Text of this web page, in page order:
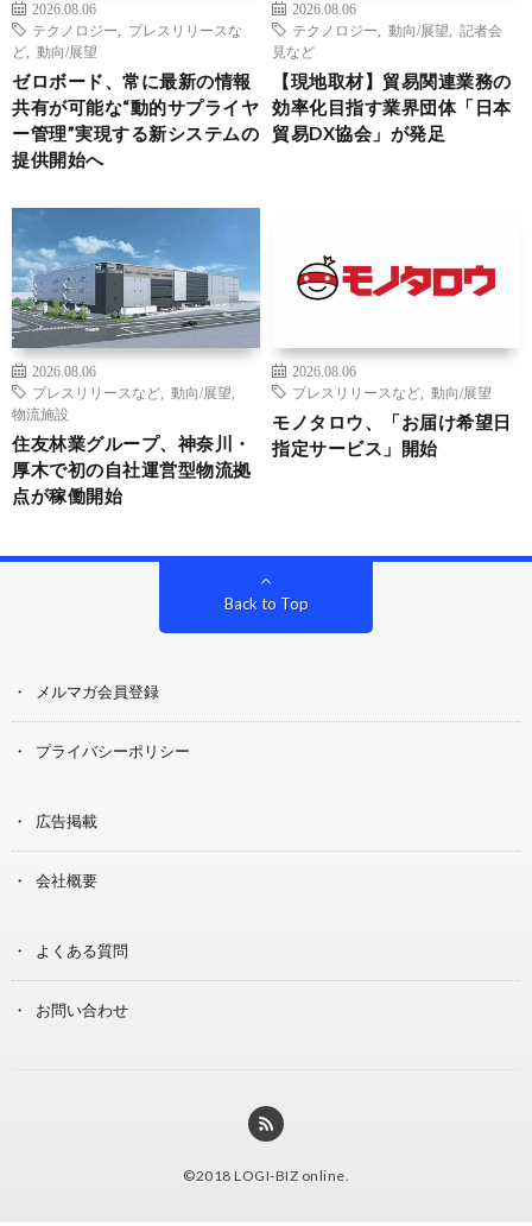
2026.08.06
テクノロジー
プレスリリースな
ど
動向/展望
ゼロボード、常に最新の情報
共有が可能な“動的サプライヤ
ー管理”実現する新システムの
提供開始へ
2026.08.06
テクノロジー
動向/展望
記者会
見など
【現地取材】貿易関連業務の
効率化目指す業界団体「日本
貿易DX協会」が発足
2026.08.06
プレスリリースなど
動向/展望
物流施設
住友林業グループ、神奈川・
厚木で初の自社運営型物流拠
点が稼働開始
2026.08.06
プレスリリースなど
動向/展望
モノタロウ、「お届け希望日
指定サービス」開始
Back to Top
メルマガ会員登録
プライバシーポリシー
広告掲載
会社概要
よくある質問
お問い合わせ
©2018 LOGI-BIZ online